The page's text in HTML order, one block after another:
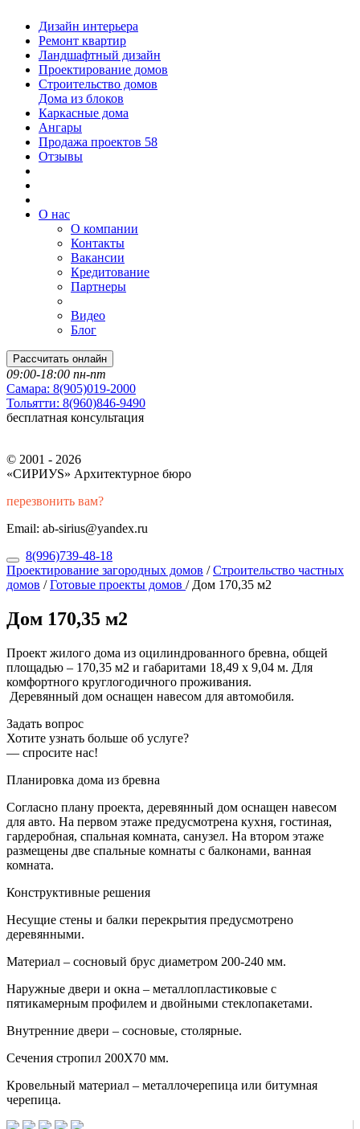
Дизайн интерьера
Ремонт квартир
Ландшафтный дизайн
Проектирование домов
Строительство домов
Дома из блоков
Каркасные дома
Ангары
Продажа проектов 58
Отзывы
О нас
О компании
Контакты
Вакансии
Кредитование
Партнеры
Видео
Блог
Рассчитать онлайн
09:00-18:00 пн-пт
Самара: 8(905)019-2000
Тольятти: 8(960)846-9490
бесплатная консультация
© 2001 - 2026
«СИРИУS» Архитектурное бюро
перезвонить вам?
Email: ab-sirius@yandex.ru
8(996)739-48-18
Проектирование загородных домов /Строительство частных
домов /Готовые проекты домов / Дом 170,35 м2
Дом 170,35 м2
Проект жилого дома из оцилиндрованного бревна, общей
площадью – 170,35 м2 и габаритами 18,49 х 9,04 м. Для
комфортного круглогодичного проживания.
Деревянный дом оснащен навесом для автомобиля.
Задать вопрос
Хотите узнать больше об услуге?
— спросите нас!
Планировка дома из бревна
Согласно плану проекта, деревянный дом оснащен навесом
для авто. На первом этаже предусмотрена кухня, гостиная,
гардеробная, спальная комната, санузел. На втором этаже
размещены две спальные комнаты с балконами, ванная
комната.
Конструктивные решения
Несущие стены и балки перекрытия предусмотрено
деревянными.
Материал – сосновый брус диаметром 200-240 мм.
Наружные двери и окна – металлопластиковые с
пятикамерным профилем и двойными стеклопакетами.
Внутренние двери – сосновые, столярные.
Сечения стропил 200Х70 мм.
Кровельный материал – металлочерепица или битумная
черепица.